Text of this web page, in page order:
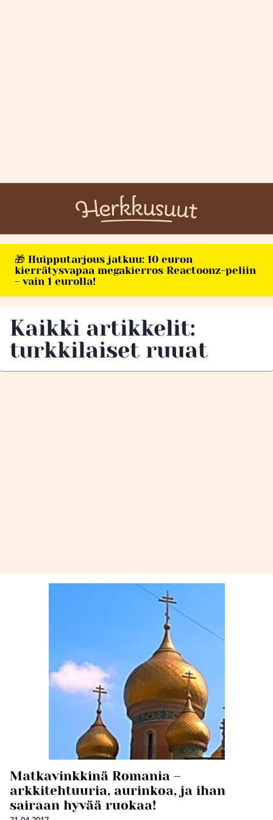
🎁 Huipputarjous jatkuu: 10 euron
kierrätysvapaa megakierros Reactoonz-peliin
- vain 1 eurolla!
Kaikki artikkelit:
turkkilaiset ruuat
Matkavinkkinä Romania –
arkkitehtuuria, aurinkoa, ja ihan
sairaan hyvää ruokaa!